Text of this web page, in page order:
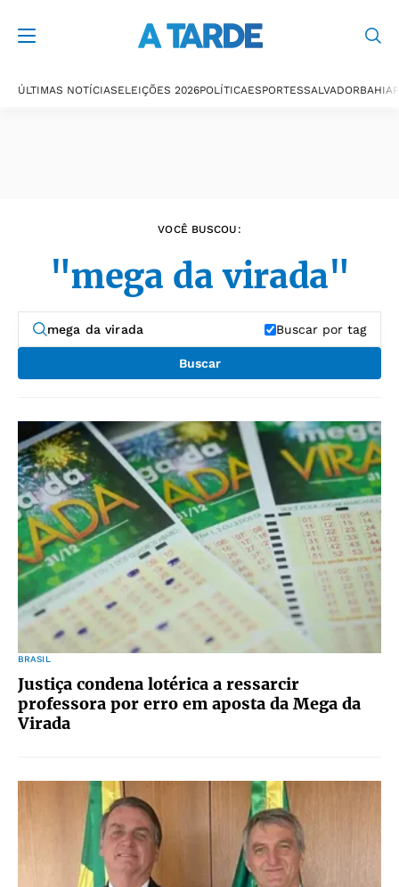
ÚLTIMAS NOTÍCIASELEIÇÕES 2026POLÍTICAESPORTESSALVADORBAHIA
VOCÊ BUSCOU:
"mega da virada"
Buscar por tag
Buscar
BRASIL
Justiça condena lotérica a ressarcir
professora por erro em aposta da Mega da
Virada